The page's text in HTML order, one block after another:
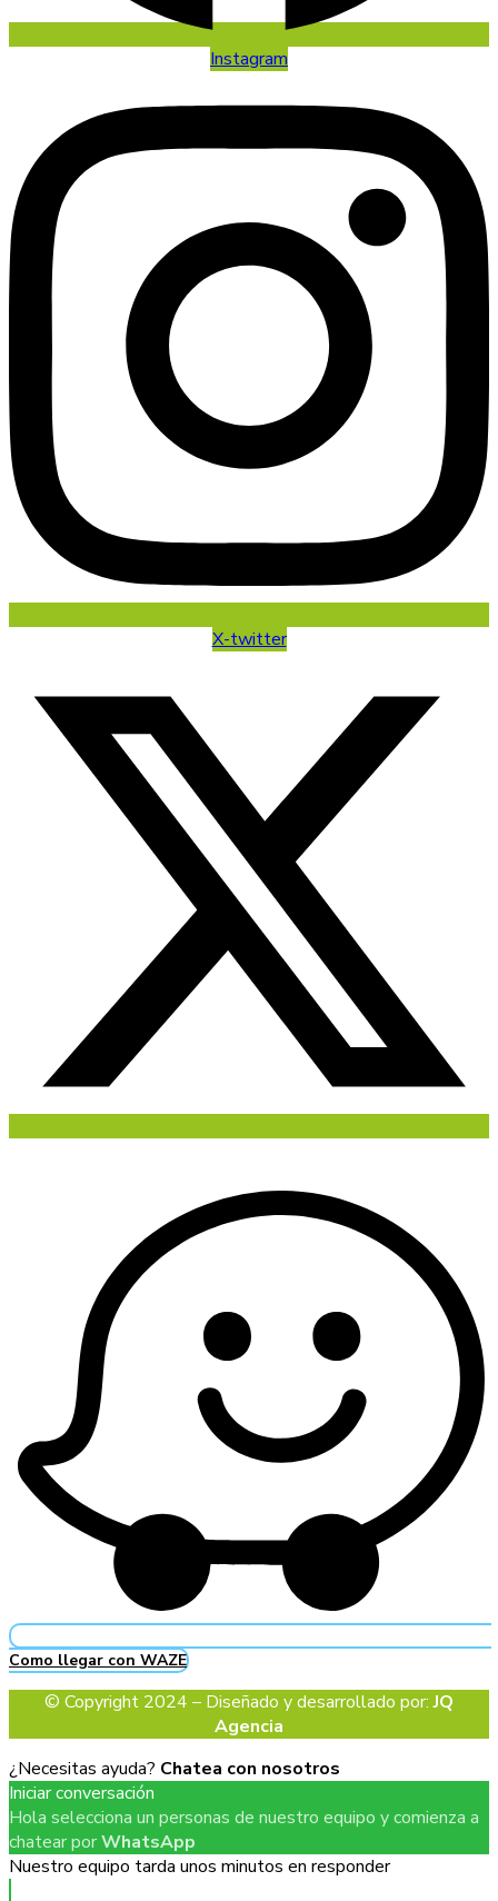
Instagram
X-twitter
Como llegar con WAZE
© Copyright 2024 – Diseñado y desarrollado por:JQ
Agencia
¿Necesitas ayuda? Chatea con nosotros
Iniciar conversación
Hola selecciona un personas de nuestro equipo y comienza a
chatear porWhatsApp
Nuestro equipo tarda unos minutos en responder